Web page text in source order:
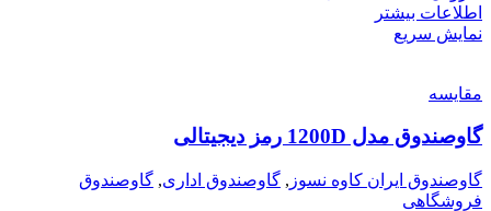
اطلاعات بیشتر
نمایش سریع
مقايسه
گاوصندوق مدل 1200D رمز دیجیتالی
گاوصندوق ایران کاوه نسوز , گاوصندوق اداری, گاوصندوق
فروشگاهی